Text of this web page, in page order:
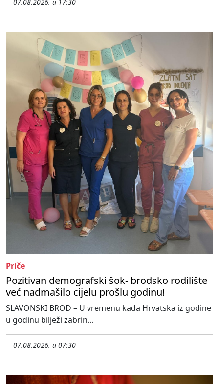
07.08.2026. u 17:30
Priče
Pozitivan demografski šok- brodsko rodilište
već nadmašilo cijelu prošlu godinu!
SLAVONSKI BROD – U vremenu kada Hrvatska iz godine
u godinu bilježi zabrin...
07.08.2026. u 07:30